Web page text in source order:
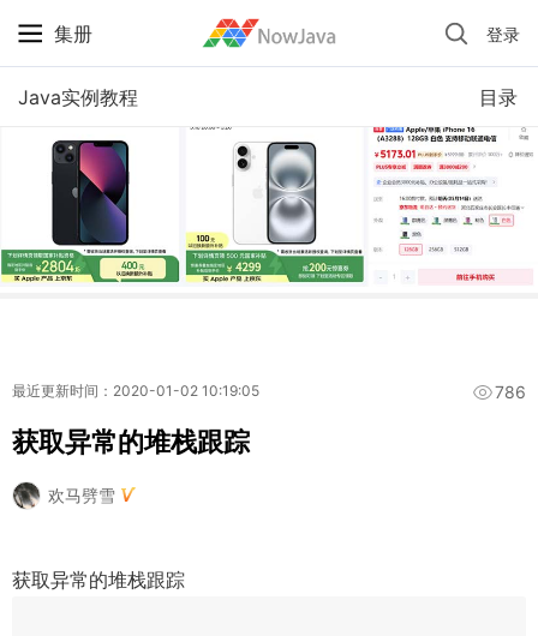
集册 登录
目录
Java实例教程
iPhone 京东自营 + 国补 / 历史最低价
最近更新时间：2020-01-02 10:19:05 786
获取异常的堆栈跟踪
欢马劈雪
获取异常的堆栈跟踪